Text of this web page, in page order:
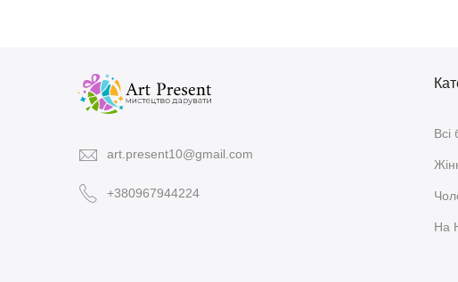
art.present10@gmail.com
+380967944224
Всі
На